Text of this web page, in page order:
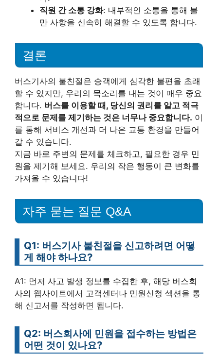
직원 간 소통 강화: 내부적인 소통을 통해 불
만 사항을 신속히 해결할 수 있도록 합니다.
결론
버스기사의 불친절은 승객에게 심각한 불편을 초래
할 수 있지만, 우리의 목소리를 내는 것이 매우 중요
합니다. 버스를 이용할 때, 당신의 권리를 알고 적극
적으로 문제를 제기하는 것은 너무나 중요합니다. 이
를 통해 서비스 개선과 더 나은 교통 환경을 만들어
갈 수 있습니다.
지금 바로 주변의 문제를 체크하고, 필요한 경우 민
원을 제기해 보세요. 우리의 작은 행동이 큰 변화를
가져올 수 있습니다!
자주 묻는 질문 Q&A
Q1: 버스기사 불친절을 신고하려면 어떻
게 해야 하나요?
A1: 먼저 사고 발생 정보를 수집한 후, 해당 버스회
사의 웹사이트에서 고객센터나 민원신청 섹션을 통
해 신고서를 작성하면 됩니다.
Q2: 버스회사에 민원을 접수하는 방법은
어떤 것이 있나요?